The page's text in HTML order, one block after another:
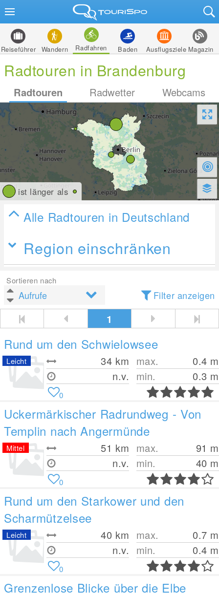
Reiseführer Wandern Radfahren Baden Ausflugsziele Magazin
Radtouren in Brandenburg
Radtouren Radwetter Webcams
ist länger als
Alle Radtouren in Deutschland
Region einschränken
Sortieren nach
Filter anzeigen
1
Rund um den Schwielowsee
34 km
n.v.
max. 0.4 m
min.
0.3 m
Leicht
0
Uckermärkischer Radrundweg - Von
Templin nach Angermünde
51 km
n.v.
max. 91 m
min.
40 m
Mittel
0
Rund um den Starkower und den
Scharmützelsee
40 km
n.v.
max. 0.7 m
min.
0.4 m
Leicht
0
Grenzenlose Blicke über die Elbe